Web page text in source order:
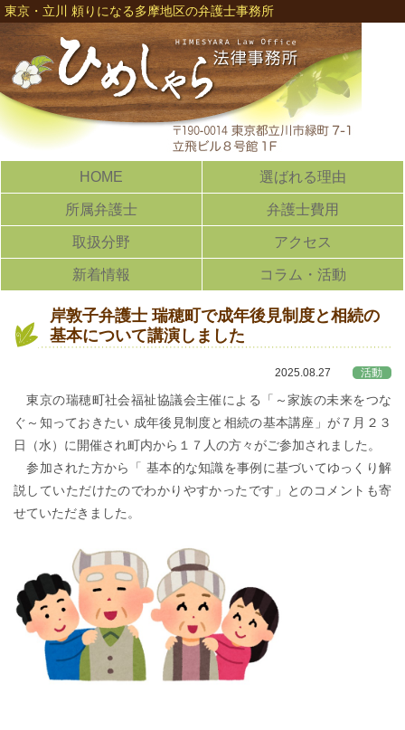
東京・立川 頼りになる多摩地区の弁護士事務所
HOME 選ばれる理由
所属弁護士 弁護士費用
取扱分野 アクセス
新着情報 コラム・活動
岸敦子弁護士 瑞穂町で成年後見制度と相続の
基本について講演しました
2025.08.27 活動
東京の瑞穂町社会福祉協議会主催による「～家族の未来をつな
ぐ～知っておきたい 成年後見制度と相続の基本講座」が７月２３
日（水）に開催され町内から１７人の方々がご参加されました。
参加された方から「 基本的な知識を事例に基づいてゆっくり解
説していただけたのでわかりやすかったです」とのコメントも寄
せていただきました。